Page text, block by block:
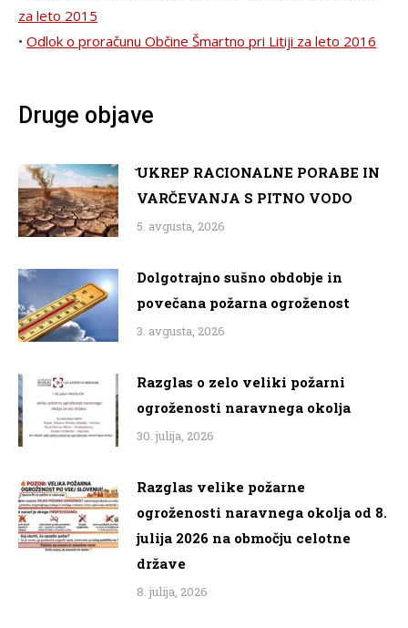
za leto 2015
• Odlok o proračunu Občine Šmartno pri Litiji za leto 2016
Druge objave
̌UKREP RACIONALNE PORABE IN
VARČEVANJA S PITNO VODO
5. avgusta, 2026
Dolgotrajno sušno obdobje in
povečana požarna ogroženost
3. avgusta, 2026
Razglas o zelo veliki požarni
ogroženosti naravnega okolja
30. julija, 2026
Razglas velike požarne
ogroženosti naravnega okolja od 8.
julija 2026 na območju celotne
države
8. julija, 2026